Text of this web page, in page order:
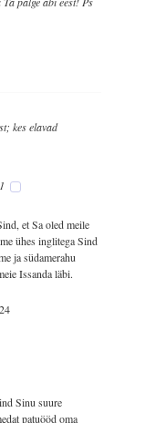
kes elavad
et Sa oled meile
ühes inglitega Sind
ja südamerahu
Issanda läbi.
Sinu suure
patuööd oma